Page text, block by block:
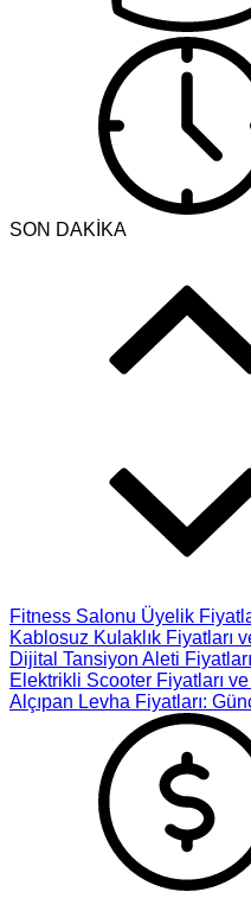
SON DAKİKA
Fitness Salonu Üyelik
Kablosuz Kulaklık Fiyatları
Dijital Tansiyon Aleti
Elektrikli Scooter Fiyatları
Alçıpan Levha Fiyatları: